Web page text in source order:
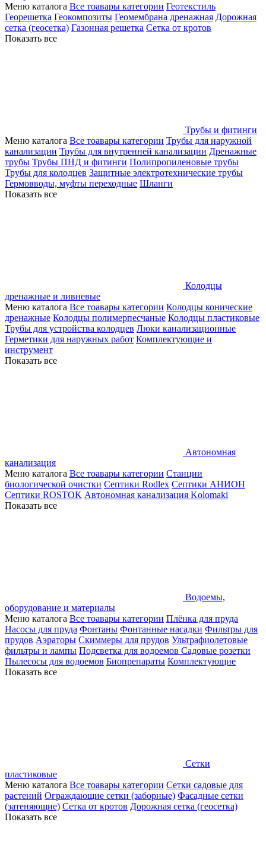
Меню каталога Все тоавары категории Геотекстиль
Георешетка Геокомпозиты Геомембрана дренажная Дорожная
сетка (геосетка) Газонная решетка Сетка от кротов
Показать все
Трубы и фитинги
Меню каталога Все тоавары категории Трубы для наружной
канализации Трубы для внутренней канализации Дренажные
трубы Трубы ПНД и фитинги Полипропиленовые трубы
Трубы для колодцев Защитные электротехнические трубы
Гермовводы, муфты переходные Шланги
Показать все
Колодцы
дренажные и ливневые
Меню каталога Все тоавары категории Колодцы конические
дренажные Колодцы полимерпесчаные Колодцы пластиковые
Трубы для устройства колодцев Люки канализационные
Герметики для наружных работ Комплектующие и
инструмент
Показать все
Автономная
канализация
Меню каталога Все тоавары категории Станции
биологической очистки Септики Rodlex Септики АНИОН
Септики ROSTOK Автономная канализация Kolomaki
Показать все
Водоемы,
оборудование и материалы
Меню каталога Все тоавары категории Плёнка для пруда
Насосы для пруда Фонтаны Фонтанные насадки Фильтры для
прудов Аэраторы Скиммеры для прудов Ультрафиолетовые
фильтры и лампы Подсветка для водоемов Садовые розетки
Пылесосы для водоемов Биопрепараты Комплектующие
Показать все
Сетки
пластиковые
Меню каталога Все тоавары категории Сетки садовые для
растений Ограждающие сетки (заборные) Фасадные сетки
(затеняющие) Сетка от кротов Дорожная сетка (геосетка)
Показать все